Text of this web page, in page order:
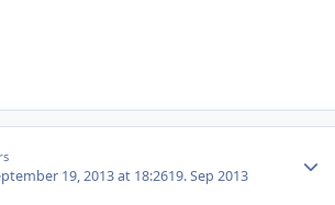
19, 2013 at 18:2619. Sep 2013